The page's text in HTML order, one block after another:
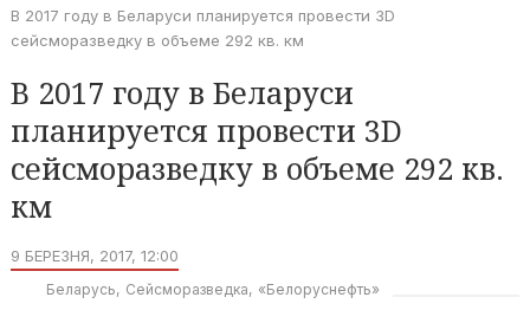
В 2017 году в Беларуси планируется провести 3D
сейсморазведку в объеме 292 кв. км
В 2017 году в Беларуси
планируется провести 3D
сейсморазведку в объеме 292 кв.
км
9 БЕРЕЗНЯ, 2017, 12:00
Беларусь Сейсморазведка «Белоруснефть»